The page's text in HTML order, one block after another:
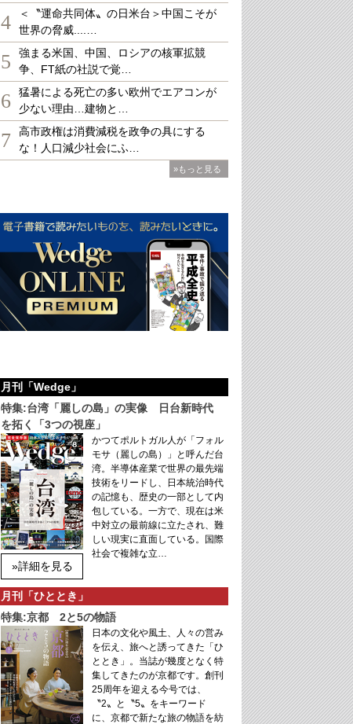
4
＜〝運命共同体〟の日米台＞中国こそが
世界の脅威....…
5
強まる米国、中国、ロシアの核軍拡競
争、FT紙の社説で覚…
6
猛暑による死亡の多い欧州でエアコンが
少ない理由…建物と…
7
高市政権は消費減税を政争の具にする
な！人口減少社会にふ…
»もっと見る
月刊「Wedge」
特集:台湾「麗しの島」の実像 日台新時代
を拓く「3つの視座」
»詳細を見る
かつてポルトガル人が「フォル
モサ（麗しの島）」と呼んだ台
湾。半導体産業で世界の最先端
技術をリードし、日本統治時代
の記憶も、歴史の一部として内
包している。一方で、現在は米
中対立の最前線に立たされ、難
しい現実に直面している。国際
社会で複雑な立…
月刊「ひととき」
特集:京都 2と5の物語
日本の文化や風土、人々の営み
を伝え、旅へと誘ってきた「ひ
ととき」。当誌が幾度となく特
集してきたのが京都です。創刊
25周年を迎える今号では、
〝2〟と〝5〟をキーワード
に、京都で新たな旅の物語を紡